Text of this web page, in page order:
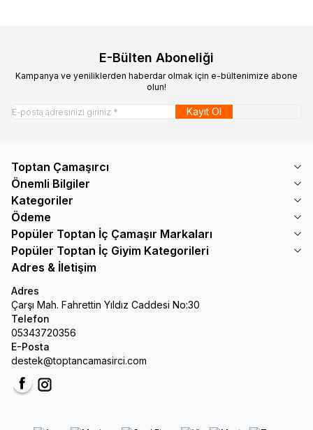
E-Bülten Aboneliği
Kampanya ve yeniliklerden haberdar olmak için e-bültenimize abone
olun!
Kayıt Ol
Toptan Çamaşırcı
Önemli Bilgiler
Kategoriler
Ödeme
Popüler Toptan İç Çamaşır Markaları
Popüler Toptan İç Giyim Kategorileri
Adres & İletişim
Adres
Çarşı Mah. Fahrettin Yıldız Caddesi No:30
Telefon
05343720356
E-Posta
destek@toptancamasirci.com
FacebookInstagram